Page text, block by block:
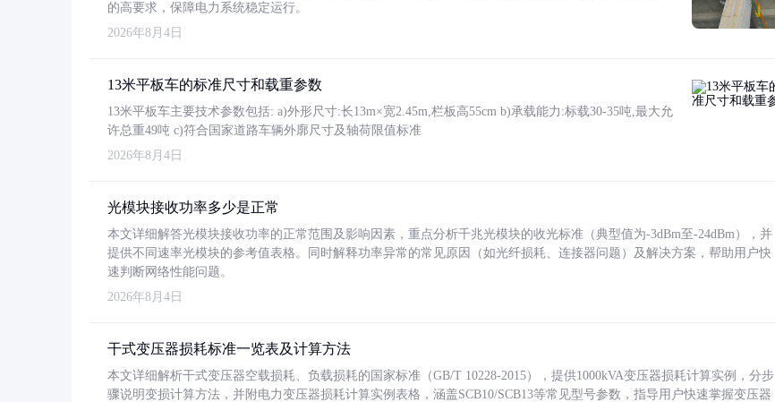
的高要求，保障电力系统稳定运行。
2026年8月4日
13米平板车的标准尺寸和载重参数
13米平板车主要技术参数包括: a)外形尺寸:长13m×宽2.45m,栏板高55cm b)承载能力:标载30-35吨,最大允
许总重49吨 c)符合国家道路车辆外廓尺寸及轴荷限值标准
2026年8月4日
光模块接收功率多少是正常
本文详细解答光模块接收功率的正常范围及影响因素，重点分析千兆光模块的收光标准（典型值为-3dBm至-24dBm），并
提供不同速率光模块的参考值表格。同时解释功率异常的常见原因（如光纤损耗、连接器问题）及解决方案，帮助用户快
速判断网络性能问题。
2026年8月4日
干式变压器损耗标准一览表及计算方法
本文详细解析干式变压器空载损耗、负载损耗的国家标准（GB/T 10228-2015），提供1000kVA变压器损耗计算实例，分步
骤说明变损计算方法，并附电力变压器损耗计算实例表格，涵盖SCB10/SCB13等常见型号参数，指导用户快速掌握变压器